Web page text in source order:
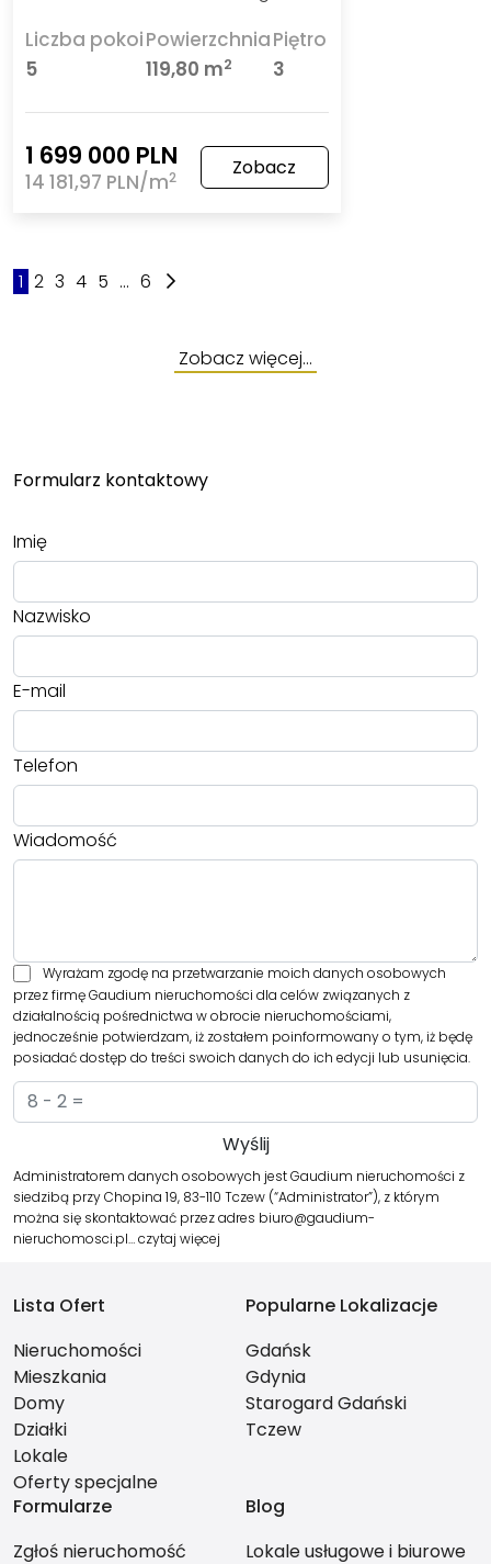
Liczba pokoi
5
Powierzchnia
119,80 m2
Piętro
3
1 699 000 PLN
14 181,97 PLN/m2 Zobacz
1 2 3 4 5 ... 6
Zobacz więcej…
Formularz kontaktowy
Imię
Nazwisko
E-mail
Telefon
Wiadomość
Wyrażam zgodę na przetwarzanie moich danych osobowych
przez firmę Gaudium nieruchomości dla celów związanych z
działalnością pośrednictwa w obrocie nieruchomościami,
jednocześnie potwierdzam, iż zostałem poinformowany o tym, iż będę
posiadać dostęp do treści swoich danych do ich edycji lub usunięcia.
Administratorem danych osobowych jest Gaudium nieruchomości z
siedzibą przy Chopina 19, 83-110 Tczew (“Administrator”), z którym
można się skontaktować przez adres biuro@gaudium-
nieruchomosci.pl…czytaj więcej
Lista Ofert
Nieruchomości
Mieszkania
Domy
Działki
Lokale
Oferty specjalne
Popularne Lokalizacje
Gdańsk
Gdynia
Starogard Gdański
Tczew
Formularze
Zgłoś nieruchomość
Blog
Lokale usługowe i biurowe